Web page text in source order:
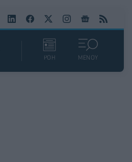
ΡΟΗ ΜΕΝΟΥ